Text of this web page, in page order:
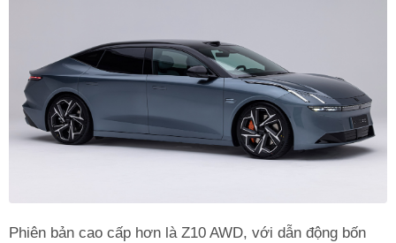
Phiên bản cao cấp hơn là Z10 AWD, với dẫn động bốn